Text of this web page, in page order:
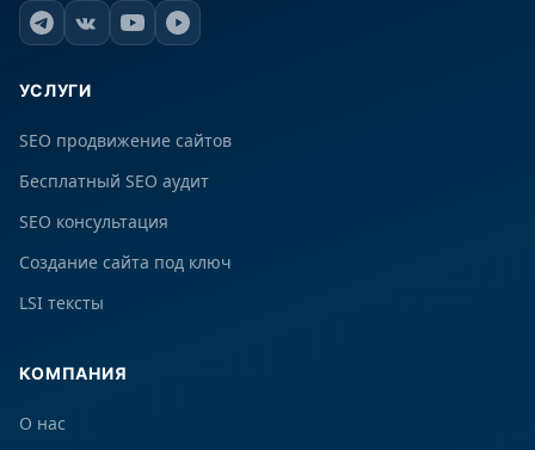
УСЛУГИ
SEO продвижение сайтов
Бесплатный SEO аудит
SEO консультация
Создание сайта под ключ
LSI тексты
КОМПАНИЯ
О нас